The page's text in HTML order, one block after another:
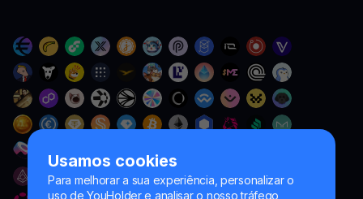
Usamos cookies
Para melhorar a sua experiência, personalizar o
uso de YouHolder e analisar o nosso tráfego,